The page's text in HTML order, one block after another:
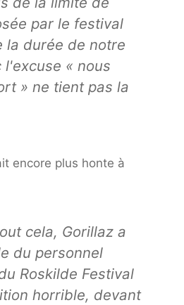
par le festival
la durée de notre
« nous
» ne tient pas la
encore plus honte à
cela, Gorillaz a
du personnel
Roskilde Festival
horrible, devant